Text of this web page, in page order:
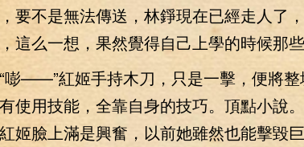
要不是無法傳送，林錚現在已經走人了
這么一想，果然覺得自己上學的時候那
——”紅姬手持木刀，只是一擊，便將整
使用技能，全靠自身的技巧。頂點小說
姬臉上滿是興奮，以前她雖然也能擊毀